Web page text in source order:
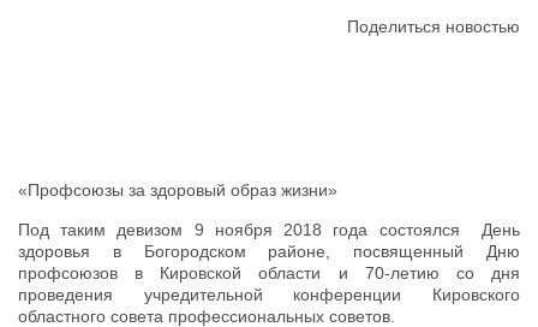
Поделиться новостью
«Профсоюзы за здоровый образ жизни»
Под таким девизом 9 ноября 2018 года состоялся День
здоровья в Богородском районе, посвященный Дню
профсоюзов в Кировской области и 70-летию со дня
проведения учредительной конференции Кировского
областного совета профессиональных советов.